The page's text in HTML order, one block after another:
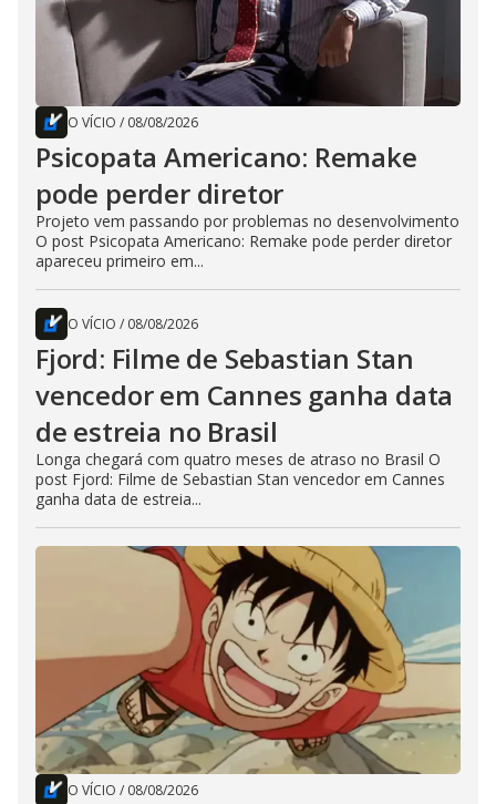
O VÍCIO / 08/08/2026
Psicopata Americano: Remake
pode perder diretor
Projeto vem passando por problemas no desenvolvimento
O post Psicopata Americano: Remake pode perder diretor
apareceu primeiro em...
O VÍCIO / 08/08/2026
Fjord: Filme de Sebastian Stan
vencedor em Cannes ganha data
de estreia no Brasil
Longa chegará com quatro meses de atraso no Brasil O
post Fjord: Filme de Sebastian Stan vencedor em Cannes
ganha data de estreia...
O VÍCIO / 08/08/2026